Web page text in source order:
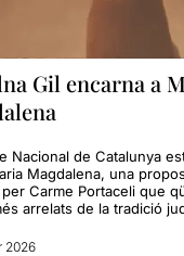
Gil encarna a
Nacional de Catalunya
Magdalena, una
Carme Portaceli que
arrelats de la tradició
2026